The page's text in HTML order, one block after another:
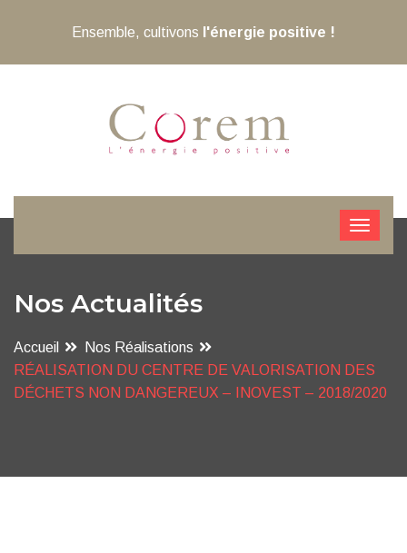
Ensemble, cultivons l'énergie positive !
Nos Actualités
Accueil
Nos Réalisations
RÉALISATION DU CENTRE DE VALORISATION DES
DÉCHETS NON DANGEREUX – INOVEST – 2018/2020